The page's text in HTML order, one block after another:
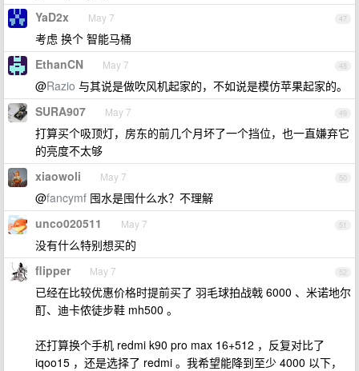
47
YaD2x May 7
考虑 换个 智能马桶
48
EthanCN May 7
@Razio 与其说是做吹风机起家的，不如说是模仿苹果起家的。
49
SURA907 May 7
打算买个吸顶灯，房东的前几个月坏了一个挡位，也一直嫌弃它
的亮度不太够
50
xiaowoli May 7
@fancymf 囤水是囤什么水？不理解
51
unco020511 May 7
没有什么特别想买的
52
flipper May 7
已经在比较优惠价格时提前买了 羽毛球拍战戟 6000 、米诺地尔
酊、迪卡侬徒步鞋 mh500 。
还打算换个手机 redmi k90 pro max 16+512 ，反复对比了
iqoo15 ，还是选择了 redmi 。我希望能降到至少 4000 以下，